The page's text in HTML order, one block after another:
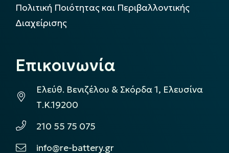
Πολιτική Ποιότητας και Περιβαλλοντικής
Διαχείρισης
Επικοινωνία
Ελεύθ. Βενιζέλου & Σκόρδα 1, Ελευσίνα
Τ.Κ.19200
210 55 75 075
info@re-battery.gr